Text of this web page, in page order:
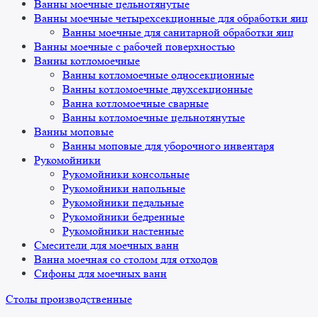
Ванны моечные цельнотянутые
Ванны моечные четырехсекционные для обработки яиц
Ванны моечные для санитарной обработки яиц
Ванны моечные с рабочей поверхностью
Ванны котломоечные
Ванны котломоечные односекционные
Ванны котломоечные двухсекционные
Ванна котломоечные сварные
Ванны котломоечные цельнотянутые
Ванны моповые
Ванны моповые для уборочного инвентаря
Рукомойники
Рукомойники консольные
Рукомойники напольные
Рукомойники педальные
Рукомойники бедренные
Рукомойники настенные
Смесители для моечных ванн
Ванна моечная со столом для отходов
Сифоны для моечных ванн
Столы производственные